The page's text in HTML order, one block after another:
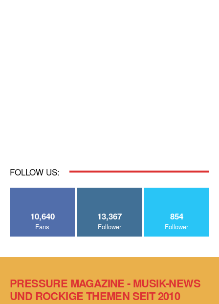
FOLLOW US:
10,640
Fans
13,367
Follower
854
Follower
PRESSURE MAGAZINE - MUSIK-NEWS
UND ROCKIGE THEMEN SEIT 2010